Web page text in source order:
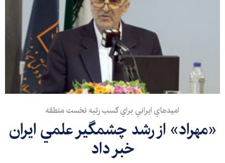
اميدهاي ايراني براي كسب رتبه نخست منطقه
«مهراد» از رشد چشمگير علمي ايران
خبر داد